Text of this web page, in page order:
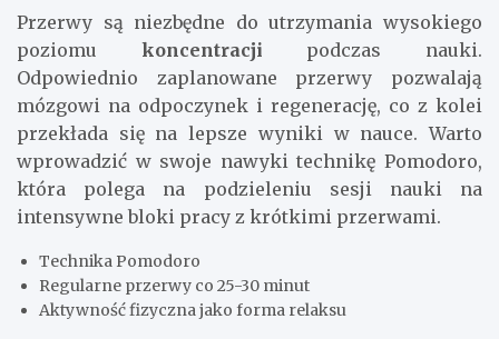
Przerwy są niezbędne do utrzymania wysokiego
poziomu koncentracji podczas nauki.
Odpowiednio zaplanowane przerwy pozwalają
mózgowi na odpoczynek i regenerację, co z kolei
przekłada się na lepsze wyniki w nauce. Warto
wprowadzić w swoje nawyki technikę Pomodoro,
która polega na podzieleniu sesji nauki na
intensywne bloki pracy z krótkimi przerwami.
Technika Pomodoro
Regularne przerwy co 25-30 minut
Aktywność fizyczna jako forma relaksu